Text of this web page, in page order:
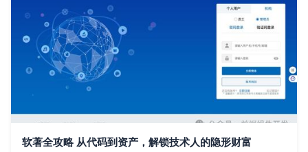
软著全攻略 从代码到资产，解锁技术人的隐形财富